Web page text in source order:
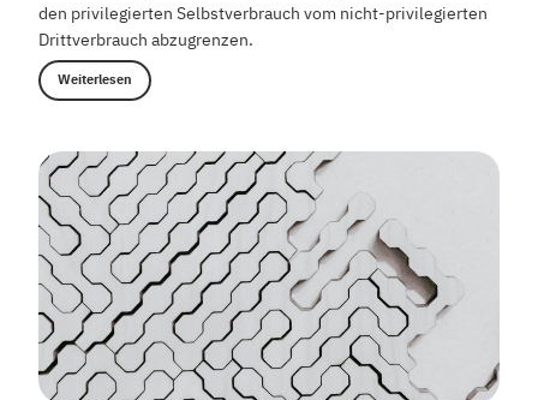
den privilegierten Selbstverbrauch vom nicht-privilegierten
Drittverbrauch abzugrenzen.
Weiterlesen